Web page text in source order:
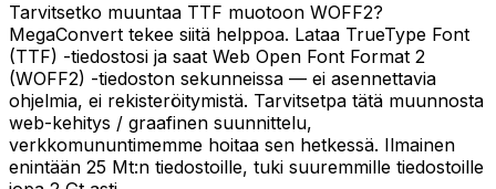
Tarvitsetko muuntaa TTF muotoon WOFF2?
MegaConvert tekee siitä helppoa. Lataa TrueType Font
(TTF) -tiedostosi ja saat Web Open Font Format 2
(WOFF2) -tiedoston sekunneissa — ei asennettavia
ohjelmia, ei rekisteröitymistä. Tarvitsetpa tätä muunnosta
web-kehitys / graafinen suunnittelu,
verkkomununtimemme hoitaa sen hetkessä. Ilmainen
enintään 25 Mt:n tiedostoille, tuki suuremmille tiedostoille